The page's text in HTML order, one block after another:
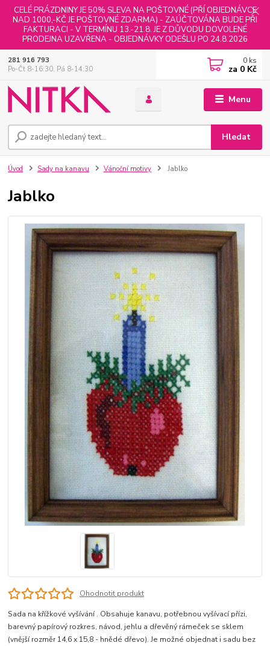
CELÉ PRÁZDNINY JE 50% SLEVA NA POŠTOVNÉ (PŘÍ OBJEDNÁVCE
NAD 1000,-KČ JE POŠTOVNÉ ZDARMA) - ZAÚČTOVÁNA BUDE PŘI
FAKTURACI - V TERMÍNU 13.-21.8. JE Z DŮVODU DOVOLENÉ
PRODEJNA UZAVŘENA - OBJEDNÁVKY ODEŠLU PO 24.8.2026
Menu
Hledat
281 916 793
Po-Čt 8-16:30, Pá 8-14:30
0 ks
za 0 Kč
Úvod Sady na kanavu Vánoční motivy Jablko
Jablko
Ohodnotit produkt
Sada na křížkové vyšívání . Obsahuje kanavu, potřebnou vyšívací přízi,
barevný papírový rozkres, návod, jehlu a dřevěný rámeček se sklem
(vnější rozměr 14,6 x 15,8 - hnědé dřevo). Je možné objednat i sadu bez